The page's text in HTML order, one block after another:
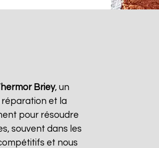
Briey, un
réparation et la
pour résoudre
souvent dans les
et nous